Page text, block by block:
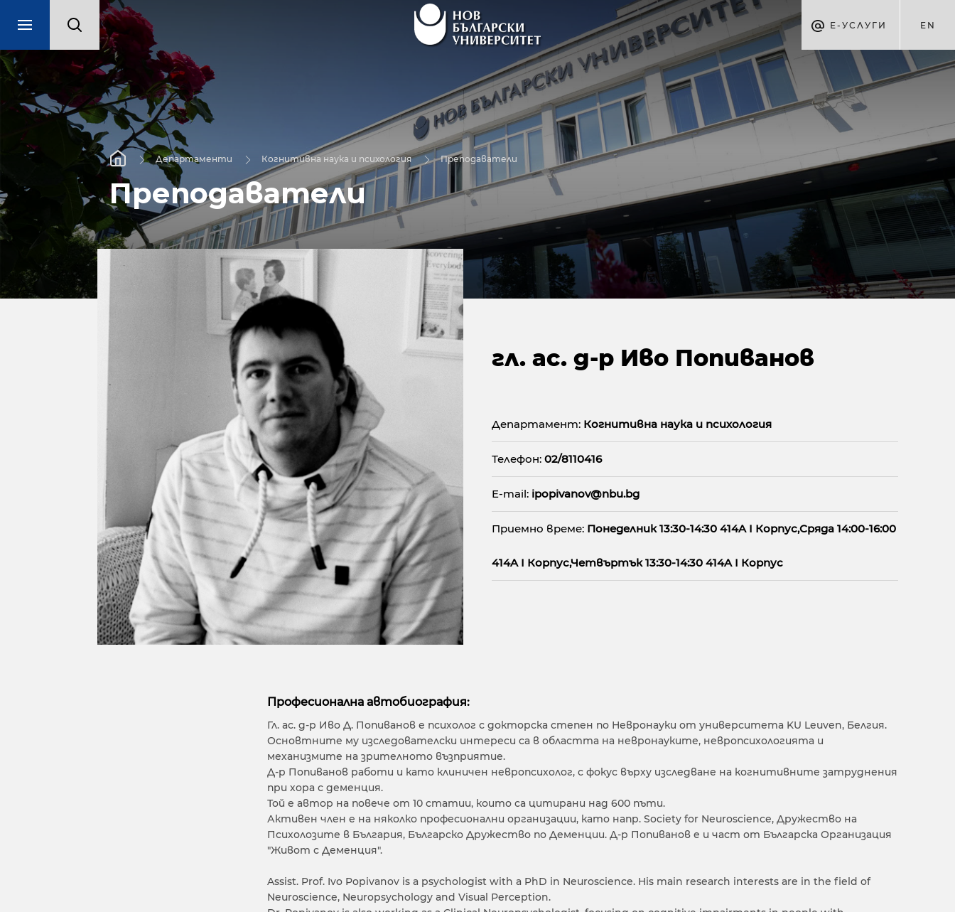
Е-УСЛУГИ EN
Департаменти Когнитивна наука и психология Преподаватели
Преподаватели
гл. ас. д-р Иво Попиванов
Департамент: Когнитивна наука и психология
Телефон: 02/8110416
E-mail: ipopivanov@nbu.bg
Приемно време: Понеделник 13:30-14:30 414A I Корпус,Сряда 14:00-16:00
414A I Корпус,Четвъртък 13:30-14:30 414A I Корпус
Професионална автобиография:
Гл. ас. д-р Иво Д. Попиванов е психолог с докторска степен по Невронауки от университета KU Leuven, Белгия.
Основтните му изследователски интереси са в областта на невронауките, невропсихологията и
механизмите на зрителното възприятие.
Д-р Попиванов работи и като клиничен невропсихолог, с фокус върху изследване на когнитивните затруднения
при хора с деменция.
Той е автор на повече от 10 статии, които са цитирани над 600 пъти.
Активен член е на няколко професионални организации, като напр. Society for Neuroscience, Дружество на
Психолозите в България, Българско Дружество по Деменции. Д-р Попиванов е и част от Българска Организация
"Живот с Деменция".
Assist. Prof. Ivo Popivanov is a psychologist with a PhD in Neuroscience. His main research interests are in the field of
Neuroscience, Neuropsychology and Visual Perception.